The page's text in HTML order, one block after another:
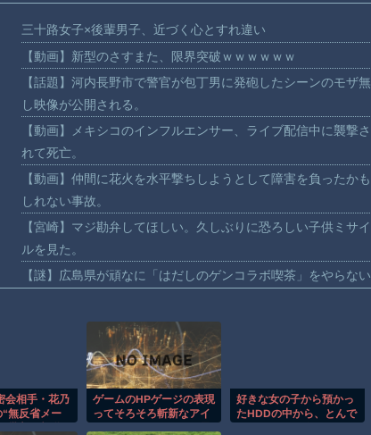
三十路女子×後輩男子、近づく心とすれ違い
【動画】新型のさすまた、限界突破ｗｗｗｗｗｗ
【話題】河内長野市で警官が包丁男に発砲したシーンのモザ無
し映像が公開される。
【動画】メキシコのインフルエンサー、ライブ配信中に襲撃さ
れて死亡。
【動画】仲間に花火を水平撃ちしようとして障害を負ったかも
しれない事故。
【宮崎】マジ勘弁してほしい。久しぶりに恐ろしい子供ミサイ
ルを見た。
【謎】広島県が頑なに「はだしのゲンコラボ喫茶」をやらない
【動画】パキスタンの山の麓で撮影された鉄砲水が地獄すぎ
ヒロインが死ぬアニメって四月は君の嘘くらいしかないような
オレたちひょうきん族の懺悔室なんてナウなヤングは知らんだ
ろ
会相手・花乃
無反省メー
ゲームのHPゲージの表現
ってそろそろ斬新なアイ
好きな女の子から預かっ
たHDDの中から、とんで